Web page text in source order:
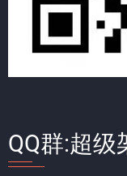
QQ群:超级